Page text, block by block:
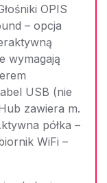
OPIS
– opcja
wymagają
USB (nie
zawiera m.
półka –
WiFi –